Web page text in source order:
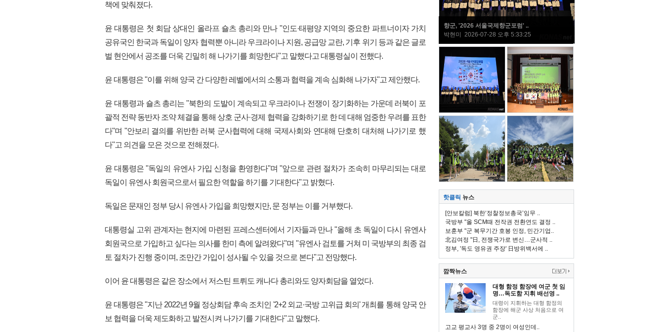
책에 맞춰졌다.
윤 대통령은 첫 회담 상대인 올라프 숄츠 총리와 만나 "인도·태평양 지역의 중요한 파트너이자 가치
공유국인 한국과 독일이 양자 협력뿐 아니라 우크라이나 지원, 공급망 교란, 기후 위기 등과 같은 글로
벌 현안에서 공조를 더욱 긴밀히 해 나가기를 희망한다"고 말했다고 대통령실이 전했다.
윤 대통령은 "이를 위해 양국 간 다양한 레벨에서의 소통과 협력을 계속 심화해 나가자"고 제안했다.
윤 대통령과 숄츠 총리는 "북한의 도발이 계속되고 우크라이나 전쟁이 장기화하는 가운데 러북이 포
괄적 전략 동반자 조약 체결을 통해 상호 군사·경제 협력을 강화하기로 한 데 대해 엄중한 우려를 표한
다"며 "안보리 결의를 위반한 러북 군사협력에 대해 국제사회와 연대해 단호히 대처해 나가기로 했
다"고 의견을 모은 것으로 전해졌다.
윤 대통령은 "독일의 유엔사 가입 신청을 환영한다"며 "앞으로 관련 절차가 조속히 마무리되는 대로
독일이 유엔사 회원국으로서 필요한 역할을 하기를 기대한다"고 밝혔다.
독일은 문재인 정부 당시 유엔사 가입을 희망했지만, 문 정부는 이를 거부했다.
대통령실 고위 관계자는 현지에 마련된 프레스센터에서 기자들과 만나 "올해 초 독일이 다시 유엔사
회원국으로 가입하고 싶다는 의사를 한미 측에 알려왔다"며 "유엔사 검토를 거쳐 미 국방부의 최종 검
토 절차가 진행 중이며, 조만간 가입이 성사될 수 있을 것으로 본다"고 전망했다.
이어 윤 대통령은 같은 장소에서 저스틴 트뤼도 캐나다 총리와도 양자회담을 열었다.
윤 대통령은 "지난 2022년 9월 정상회담 후속 조치인 '2+2 외교·국방 고위급 회의' 개최를 통해 양국 안
보 협력을 더욱 제도화하고 발전시켜 나가기를 기대한다"고 말했다.
향군, '2026 서울국제향군포럼' ..
박현미 2026-07-28 오후 5:33:25
핫클릭 뉴스
[안보칼럼] 북한‘정찰정보총국’임무 ..
국방부 "올 SCM때 전작권 전환연도 결정 ..
보훈부 "군 복무기간 호봉 인정, 민간기업..
北김여정 "日, 전쟁국가로 변신…군사적 ..
정부, '독도 영유권 주장' 日방위백서에 ..
깜짝뉴스
대형 함정 함장에 여군 첫 임
명…독도함 지휘 배선영 ..
대령이 지휘하는 대형 함정의
함장에 해군 사상 처음으로 여
군..
고교 평교사 3명 중 2명이 여성인데..